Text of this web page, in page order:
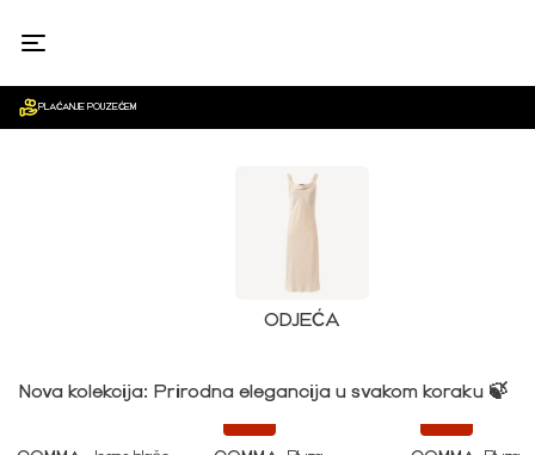
PLAĆANJE POUZEĆEM
ODJEĆA
Nova kolekcija: Prirodna elegancija u svakom koraku 🍃